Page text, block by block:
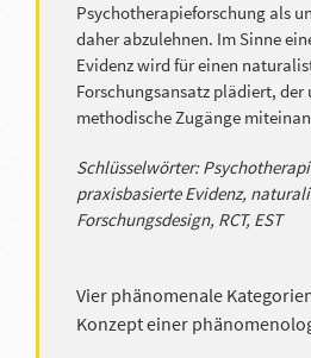
Psychotherapieforschung als
daher abzulehnen. Im Sinne
Evidenz wird für einen
Forschungsansatz plädiert,
methodische Zugänge
Schlüsselwörter:
praxisbasierte Evidenz,
Forschungsdesign, RCT, EST
Vier phänomenale
Konzept einer